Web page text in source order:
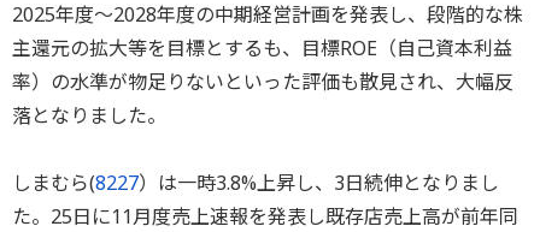
2025年度～2028年度の中期経営計画を発表し、段階的な株
主還元の拡大等を目標とするも、目標ROE（自己資本利益
率）の水準が物足りないといった評価も散見され、大幅反
落となりました。
しまむら(8227）は一時3.8%上昇し、3日続伸となりまし
た。25日に11月度売上速報を発表し既存店売上高が前年同